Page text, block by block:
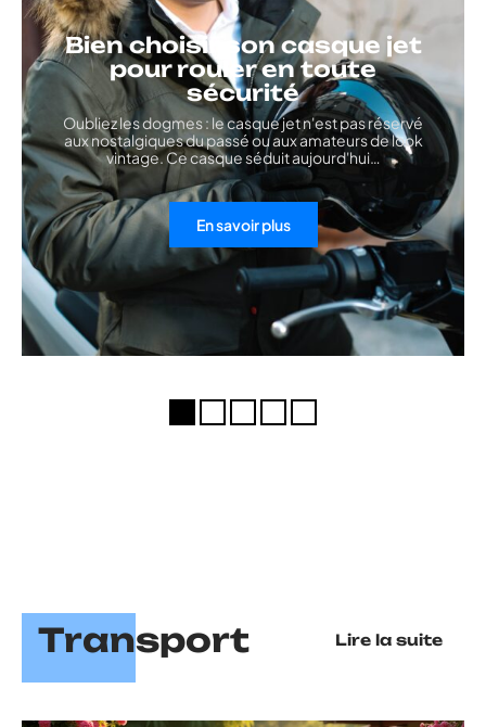
Bien choisir son casque jet
pour rouler en toute
sécurité
Oubliez les dogmes : le casque jet n'est pas réservé
aux nostalgiques du passé ou aux amateurs de look
vintage. Ce casque séduit aujourd'hui…
En savoir plus
Transport Lire la suite